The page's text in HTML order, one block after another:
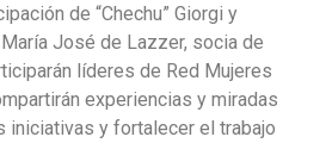
de “Chechu” Giorgi y
José de Lazzer, socia de
líderes de Red Mujeres
experiencias y miradas
iniciativas y fortalecer el trabajo